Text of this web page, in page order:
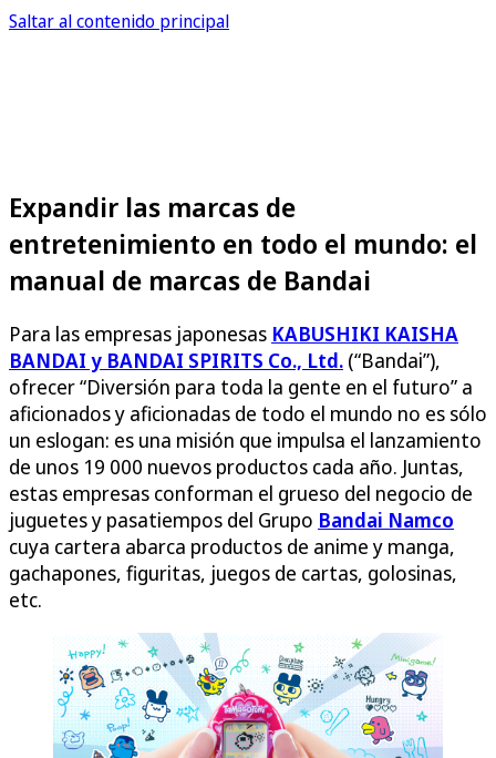
Saltar al contenido principal
Expandir las marcas de
entretenimiento en todo el mundo: el
manual de marcas de Bandai
Para las empresas japonesas KABUSHIKI KAISHA
BANDAI y BANDAI SPIRITS Co., Ltd. (“Bandai”),
ofrecer “Diversión para toda la gente en el futuro” a
aficionados y aficionadas de todo el mundo no es sólo
un eslogan: es una misión que impulsa el lanzamiento
de unos 19 000 nuevos productos cada año. Juntas,
estas empresas conforman el grueso del negocio de
juguetes y pasatiempos del Grupo Bandai Namco
cuya cartera abarca productos de anime y manga,
gachapones, figuritas, juegos de cartas, golosinas,
etc.